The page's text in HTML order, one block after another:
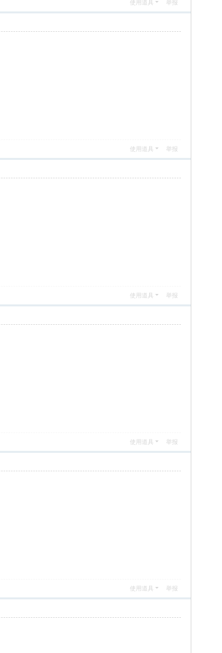
使用道具 举报
使用道具 举报
使用道具 举报
使用道具 举报
使用道具 举报